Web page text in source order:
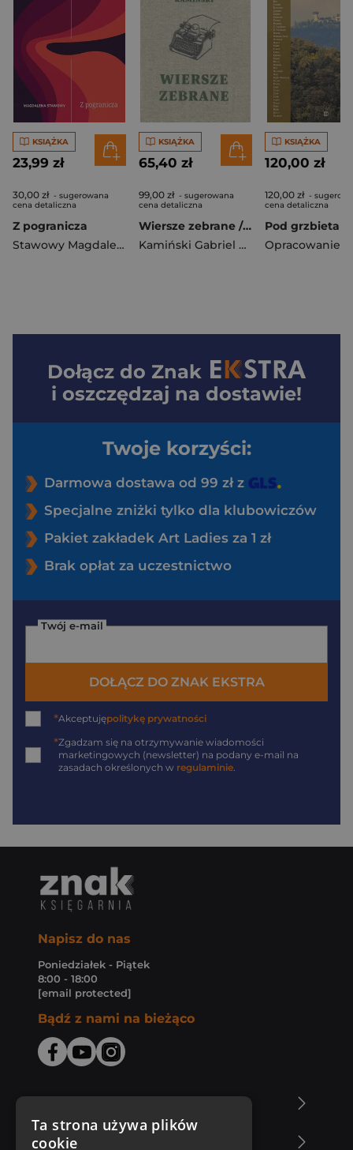
KSIĄŻKA
23,99 zł
30,00 zł - sugerowana
cena detaliczna
Z pogranicza
Stawowy Magdalena
KSIĄŻKA
65,40 zł
99,00 zł - sugerowana
cena detaliczna
Wiersze zebrane / Gabriel Leonard Kamiński
Kamiński Gabriel Leonard
KSIĄŻKA
120,00 zł
120,00 zł -
cena detaliczna
Dołącz do Znak
i oszczędzaj na dostawie!
Twoje korzyści:
Darmowa dostawa od 99 zł z
Specjalne zniżki tylko dla klubowiczów
Pakiet zakładek Art Ladies za 1 zł
Brak opłat za uczestnictwo
Twój e-mail
DOŁĄCZ DO ZNAK EKSTRA
*Akceptujępolitykę prywatności
*Zgadzam się na otrzymywanie wiadomości
marketingowych (newsletter) na podany e-mail na
zasadach określonych w regulaminie.
Napisz do nas
Poniedziałek - Piątek
8:00 - 18:00
[email protected]
Bądź z nami na bieżąco
Zakupy u nas
Ta strona używa plików
cookie